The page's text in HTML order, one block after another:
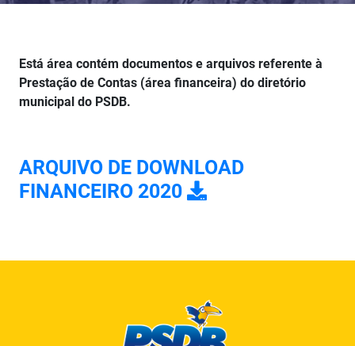
Está área contém documentos e arquivos referente à
Prestação de Contas (área financeira) do diretório
municipal do PSDB.
ARQUIVO DE DOWNLOAD
FINANCEIRO 2020